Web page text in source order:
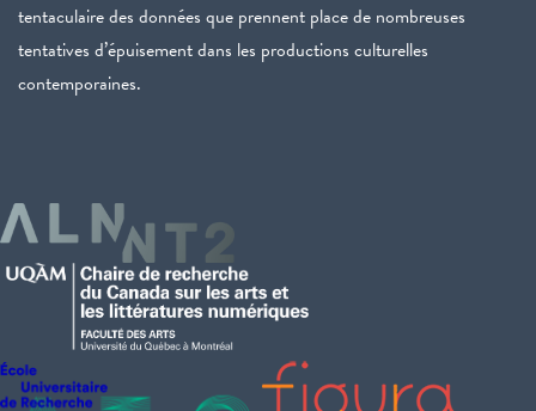
tentaculaire des données que prennent place de nombreuses
tentatives d’épuisement dans les productions culturelles
contemporaines.